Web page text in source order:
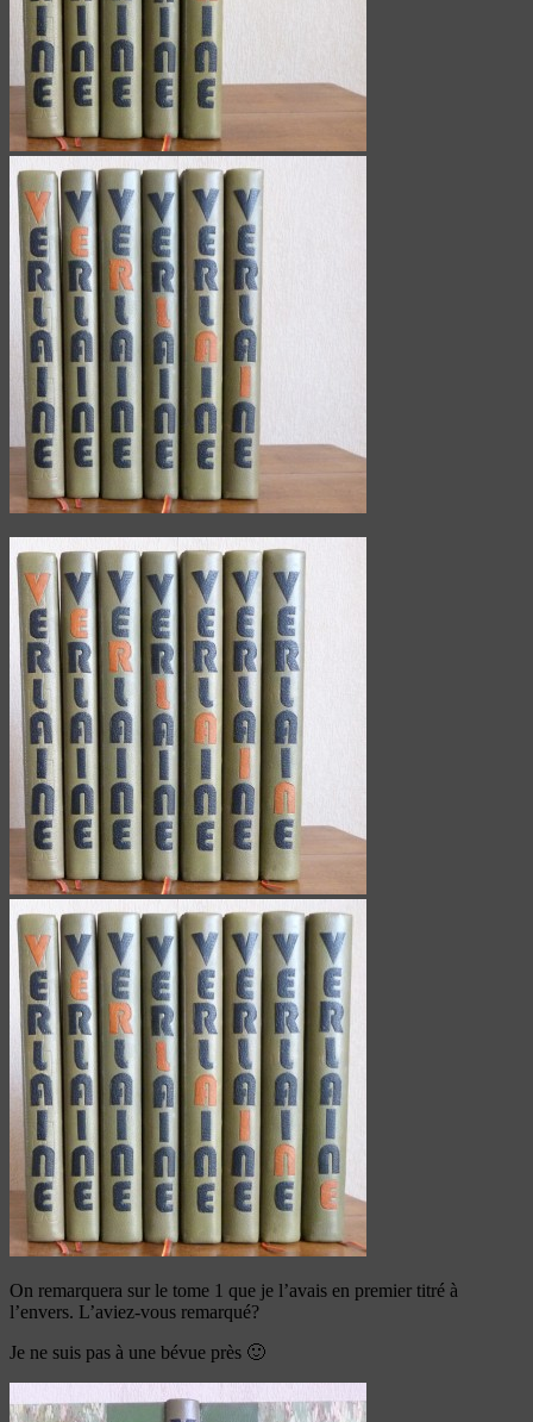
On remarquera sur le tome 1 que je l’avais en premier titré à
l’envers. L’aviez-vous remarqué?
Je ne suis pas à une bévue près 🙂